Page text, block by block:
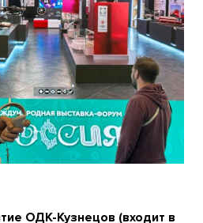
ОДК-Кузнецов (входит в